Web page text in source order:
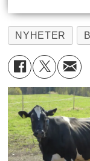
NYHETER